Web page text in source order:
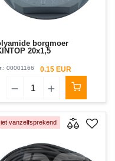
borgmoer
20x1,5
00001166 0.15 EUR
vanzelfsprekend